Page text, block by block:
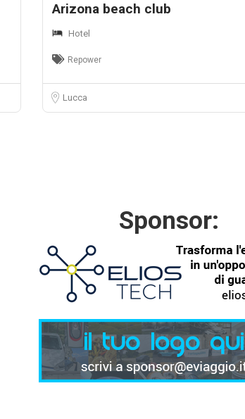
Arizona beach club
Hotel
Repower
Lucca
Sponsor: